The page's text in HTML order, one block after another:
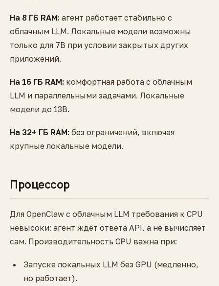
На 8 ГБ RAM: агент работает стабильно с
облачным LLM. Локальные модели возможны
только для 7B при условии закрытых других
приложений.
На 16 ГБ RAM: комфортная работа с облачным
LLM и параллельными задачами. Локальные
модели до 13B.
На 32+ ГБ RAM: без ограничений, включая
крупные локальные модели.
Процессор
Для OpenClaw с облачным LLM требования к CPU
невысоки: агент ждёт ответа API, а не вычисляет
сам. Производительность CPU важна при:
Запуске локальных LLM без GPU (медленно,
но работает).